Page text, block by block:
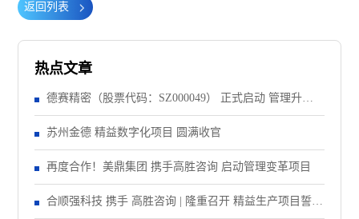
返回列表
热点文章
德赛精密（股票代码：SZ000049） 正式启动 管理升级&
精益注塑项目！
苏州金德 精益数字化项目 圆满收官
再度合作！美鼎集团 携手高胜咨询 启动管理变革项目
合顺强科技 携手 高胜咨询 | 隆重召开 精益生产项目誓师